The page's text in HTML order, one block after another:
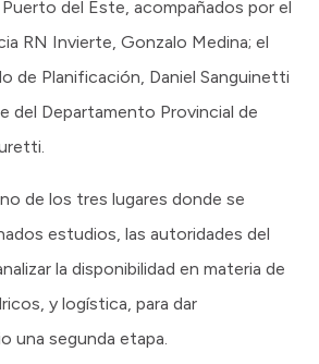
del Este, acompañados por el
RN Invierte, Gonzalo Medina; el
de Planificación, Daniel Sanguinetti
del Departamento Provincial de
de los tres lugares donde se
estudios, las autoridades del
la disponibilidad en materia de
y logística, para dar
una segunda etapa.